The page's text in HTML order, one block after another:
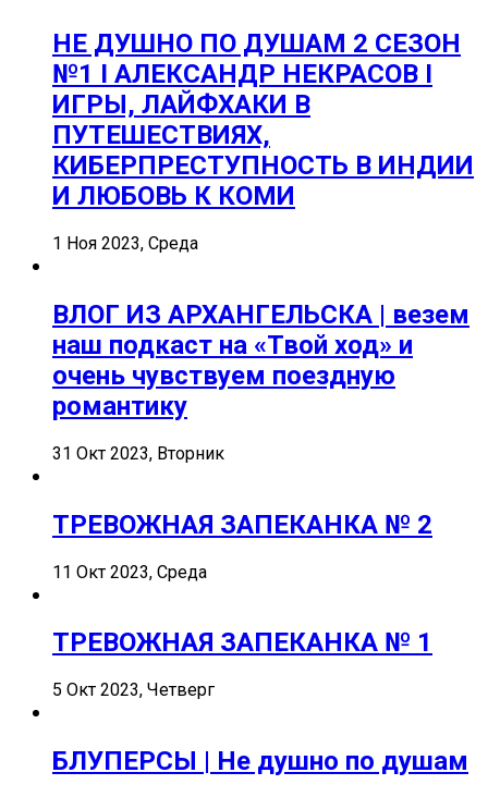
НЕ ДУШНО ПО ДУШАМ 2 СЕЗОН
№1 I АЛЕКСАНДР НЕКРАСОВ I
ИГРЫ, ЛАЙФХАКИ В
ПУТЕШЕСТВИЯХ,
КИБЕРПРЕСТУПНОСТЬ В ИНДИИ
И ЛЮБОВЬ К КОМИ
1 Ноя 2023, Среда
ВЛОГ ИЗ АРХАНГЕЛЬСКА | везем
наш подкаст на «Твой ход» и
очень чувствуем поездную
романтику
31 Окт 2023, Вторник
ТРЕВОЖНАЯ ЗАПЕКАНКА № 2
11 Окт 2023, Среда
ТРЕВОЖНАЯ ЗАПЕКАНКА № 1
5 Окт 2023, Четверг
БЛУПЕРСЫ | Не душно по душам